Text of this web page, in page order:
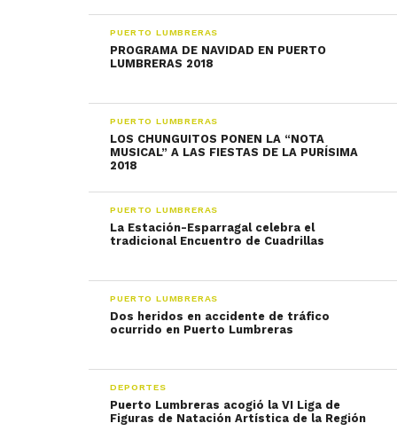
PUERTO LUMBRERAS
PROGRAMA DE NAVIDAD EN PUERTO
LUMBRERAS 2018
PUERTO LUMBRERAS
LOS CHUNGUITOS PONEN LA “NOTA
MUSICAL” A LAS FIESTAS DE LA PURÍSIMA
2018
PUERTO LUMBRERAS
La Estación-Esparragal celebra el
tradicional Encuentro de Cuadrillas
PUERTO LUMBRERAS
Dos heridos en accidente de tráfico
ocurrido en Puerto Lumbreras
DEPORTES
Puerto Lumbreras acogió la VI Liga de
Figuras de Natación Artística de la Región